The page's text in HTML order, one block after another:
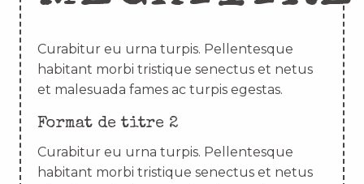
Curabitur eu urna turpis. Pellentesque
habitant morbi tristique senectus et netus
et malesuada fames ac turpis egestas.
Format de titre 2
Curabitur eu urna turpis. Pellentesque
habitant morbi tristique senectus et netus